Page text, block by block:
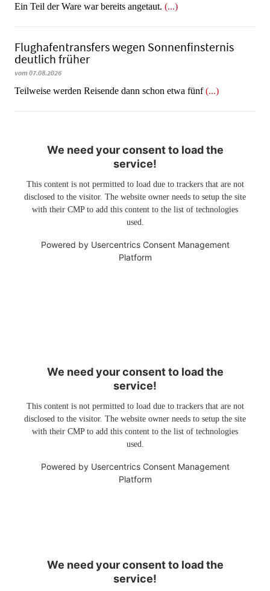
​​​​​​​Ein Teil der Ware war bereits angetaut. (...)
Flughafentransfers wegen Sonnenfinsternis
deutlich früher
vom 07.08.2026
Teilweise werden Reisende dann schon etwa fünf(...)
We need your consent to load the
service!
This content is not permitted to load due to trackers that are not
disclosed to the visitor. The website owner needs to setup the site
with their CMP to add this content to the list of technologies
used.
Powered by Usercentrics Consent Management
Platform
We need your consent to load the
service!
This content is not permitted to load due to trackers that are not
disclosed to the visitor. The website owner needs to setup the site
with their CMP to add this content to the list of technologies
used.
Powered by Usercentrics Consent Management
Platform
We need your consent to load the
service!